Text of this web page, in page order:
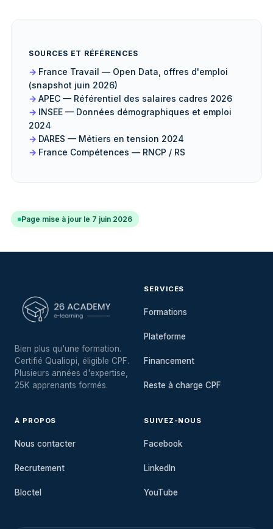
SOURCES ET RÉFÉRENCES
France Travail — Open Data, offres d'emploi
(snapshot juin 2026)
APEC — Référentiel des salaires cadres 2026
INSEE — Données démographiques et emploi
2024
DARES — Métiers en tension 2024
France Compétences — RNCP / RS
Page mise à jour le 7 juin 2026
Bien plus qu'une formation.
Certifié Qualiopi, éligible CPF.
Plusieurs années d'expertise,
25K apprenants formés.
SERVICES
Formations
Plateforme
Financement
Reste à charge CPF
À PROPOS
Nous contacter
Recrutement
Bloctel
SUIVEZ-NOUS
Facebook
LinkedIn
YouTube